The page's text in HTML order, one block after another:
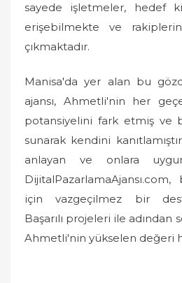
sayede işletmeler, hedef
erişebilmekte ve
çıkmaktadır.
Manisa'da yer alan bu
ajansı, Ahmetli'nin her
potansiyelini fark etmiş ve
sunarak kendini
anlayan ve onlara
için vazgeçilmez bir
Başarılı projeleri ile
Ahmetli'nin yükselen değeri